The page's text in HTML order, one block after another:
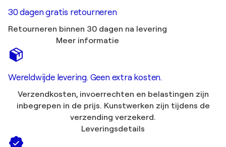
30 dagen gratis retourneren
Retourneren binnen 30 dagen na levering
Meer informatie
Wereldwijde levering. Geen extra kosten.
Verzendkosten, invoerrechten en belastingen zijn
inbegrepen in de prijs. Kunstwerken zijn tijdens de
verzending verzekerd.
Leveringsdetails